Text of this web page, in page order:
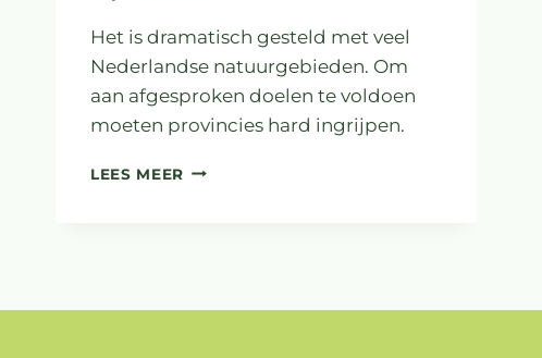
Het is dramatisch gesteld met veel
Nederlandse natuurgebieden. Om
aan afgesproken doelen te voldoen
moeten provincies hard ingrijpen.
LEES MEER HET